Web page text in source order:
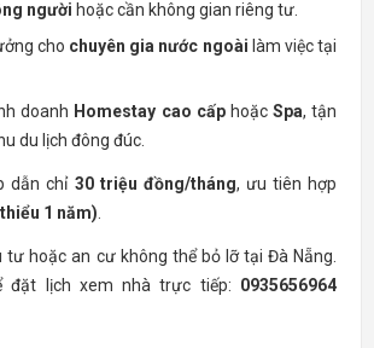
người hoặc cần không gian riêng tư.
cho chuyên gia nước ngoài làm việc tại
doanh Homestay cao cấphoặc Spa, tận
du lịch đông đúc.
dẫn chỉ 30 triệu đồng/tháng, ưu tiên hợp
1 năm)
tư hoặc an cư không thể bỏ lỡ tại Đà Nẵng.
đặt lịch xem nhà trực tiếp: 0935656964